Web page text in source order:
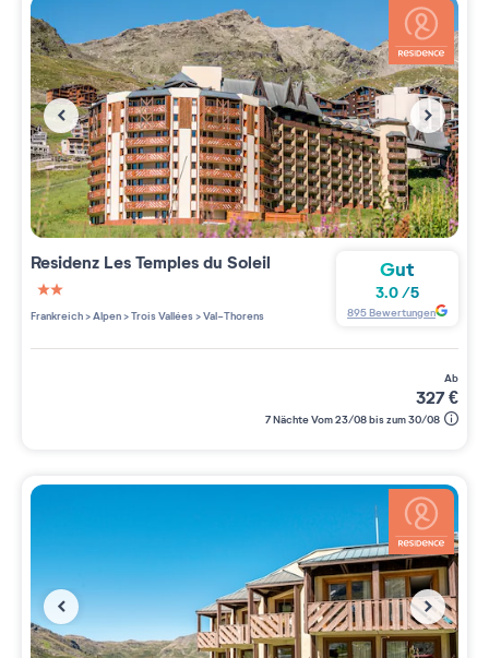
Residenz Les Temples du Soleil
2 étoiles sur 5
Frankreich>Alpen>Trois Vallées>Val-Thorens
Gut
3.0 /5
895Bewertungen
ab
327€
7 Nächte Vom 23/08 bis zum 30/08